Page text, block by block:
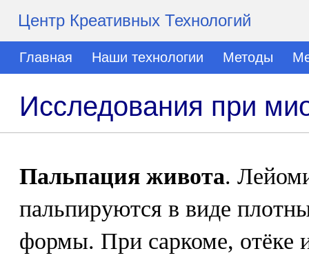
Центр Креативных Технологий
Главная Наши технологии Методы
Исследования при
Пальпация живота.
пальпируются в виде
формы. При саркоме, отёке